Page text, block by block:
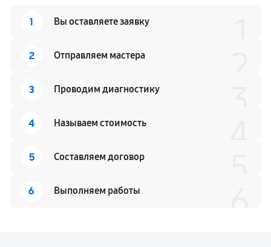
1 Вы оставляете заявку
2 Отправляем мастера
3 Проводим диагностику
4 Называем стоимость
5 Составляем договор
6 Выполняем работы